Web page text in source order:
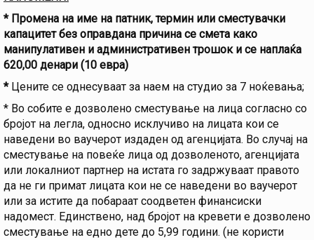
* Промена на име на патник, термин или сместувачки
капацитет без оправдана причина се смета како
манипулативен и административен трошок и се наплаќа
620,00 денари (10 евра)
* Цените се однесуваат за наем на студио за 7 ноќевања;
* Во собите е дозволено сместување на лица согласно со
бројот на легла, односно исклучиво на лицата кои се
наведени во ваучерот издаден од агенцијата. Во случај на
сместување на повеќе лица од дозволеното, агенцијата
или локалниот партнер на истата го задржуваат правото
да не ги примат лицата кои не се наведени во ваучерот
или за истите да побараат соодветен финансиски
надомест. Единствено, над бројот на кревети е дозволено
сместување на едно дете до 5,99 години. (не користи